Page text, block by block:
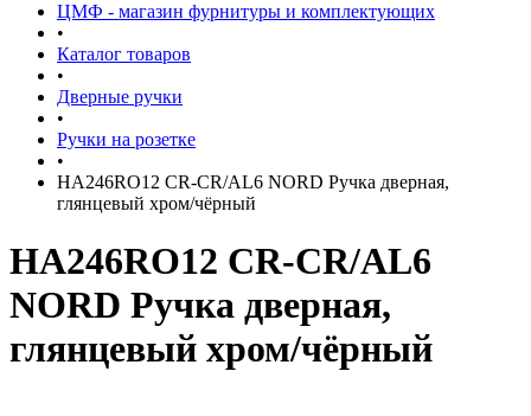
ЦМФ - магазин фурнитуры и комплектующих
•
Каталог товаров
•
Дверные ручки
•
Ручки на розетке
•
HA246RO12 CR-CR/AL6 NORD Ручка дверная,
глянцевый хром/чёрный
HA246RO12 CR-CR/AL6
NORD Ручка дверная,
глянцевый хром/чёрный